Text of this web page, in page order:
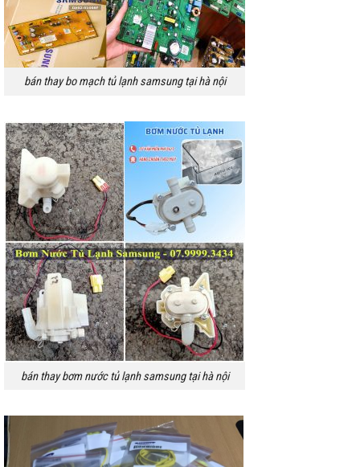
bán thay bo mạch tủ lạnh samsung tại hà nội
bán thay bơm nước tủ lạnh samsung tại hà nội